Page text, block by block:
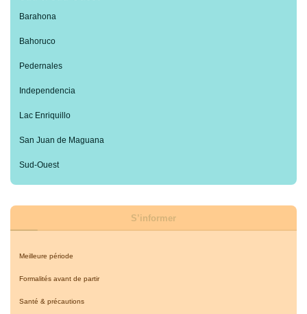
Barahona
Bahoruco
Pedernales
Independencia
Lac Enriquillo
San Juan de Maguana
Sud-Ouest
S’informer
Meilleure période
Formalités avant de partir
Santé & précautions